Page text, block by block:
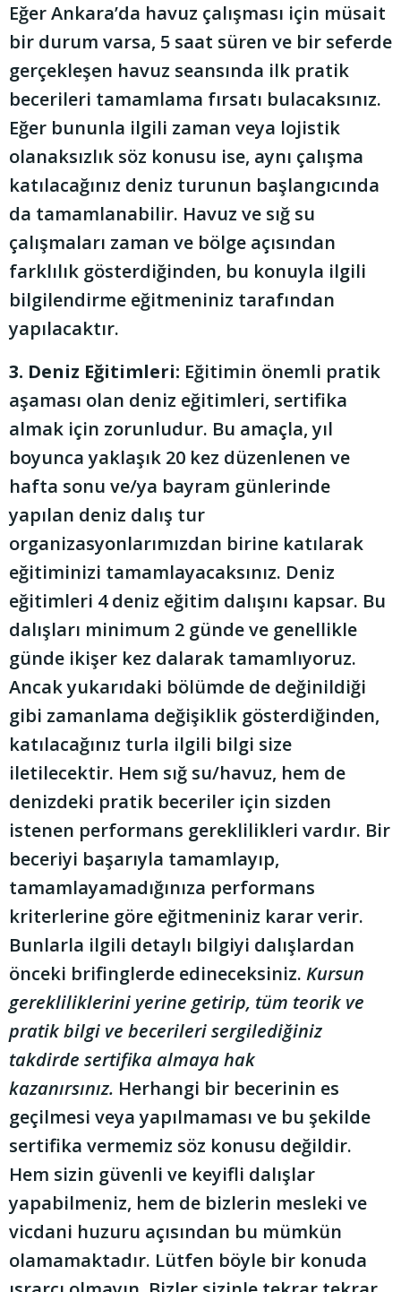
Eğer Ankara’da havuz çalışması için müsait
bir durum varsa, 5 saat süren ve bir seferde
gerçekleşen havuz seansında ilk pratik
becerileri tamamlama fırsatı bulacaksınız.
Eğer bununla ilgili zaman veya lojistik
olanaksızlık söz konusu ise, aynı çalışma
katılacağınız deniz turunun başlangıcında
da tamamlanabilir. Havuz ve sığ su
çalışmaları zaman ve bölge açısından
farklılık gösterdiğinden, bu konuyla ilgili
bilgilendirme eğitmeniniz tarafından
yapılacaktır.
3. Deniz Eğitimleri: Eğitimin önemli pratik
aşaması olan deniz eğitimleri, sertifika
almak için zorunludur. Bu amaçla, yıl
boyunca yaklaşık 20 kez düzenlenen ve
hafta sonu ve/ya bayram günlerinde
yapılan deniz dalış tur
organizasyonlarımızdan birine katılarak
eğitiminizi tamamlayacaksınız. Deniz
eğitimleri 4 deniz eğitim dalışını kapsar. Bu
dalışları minimum 2 günde ve genellikle
günde ikişer kez dalarak tamamlıyoruz.
Ancak yukarıdaki bölümde de değinildiği
gibi zamanlama değişiklik gösterdiğinden,
katılacağınız turla ilgili bilgi size
iletilecektir. Hem sığ su/havuz, hem de
denizdeki pratik beceriler için sizden
istenen performans gereklilikleri vardır. Bir
beceriyi başarıyla tamamlayıp,
tamamlayamadığınıza performans
kriterlerine göre eğitmeniniz karar verir.
Bunlarla ilgili detaylı bilgiyi dalışlardan
önceki brifinglerde edineceksiniz. Kursun
gerekliliklerini yerine getirip, tüm teorik ve
pratik bilgi ve becerileri sergilediğiniz
takdirde sertifika almaya hak
kazanırsınız. Herhangi bir becerinin es
geçilmesi veya yapılmaması ve bu şekilde
sertifika vermemiz söz konusu değildir.
Hem sizin güvenli ve keyifli dalışlar
yapabilmeniz, hem de bizlerin mesleki ve
vicdani huzuru açısından bu mümkün
olamamaktadır. Lütfen böyle bir konuda